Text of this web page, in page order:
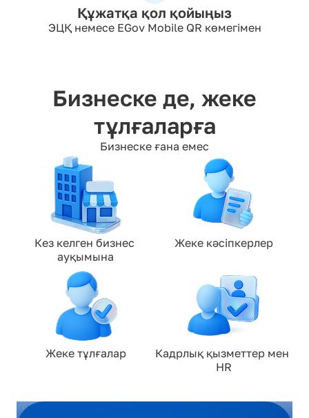
Құжатқа қол қойыңыз
ЭЦҚ немесе EGov Mobile QR көмегімен
Бизнеске де, жеке
тұлғаларға
Бизнеске ғана емес
Кез келген бизнес
ауқымына
Жеке кәсіпкерлер
Жеке тұлғалар
Кадрлық қызметтер мен
HR